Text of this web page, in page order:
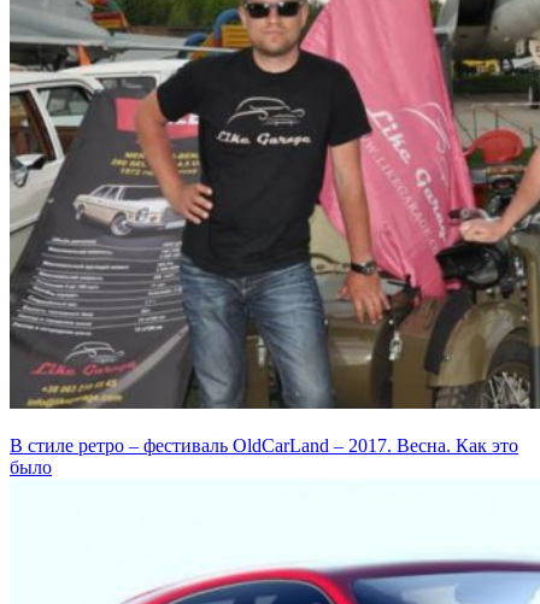
В стиле ретро – фестиваль OldCarLand – 2017. Весна. Как это
было